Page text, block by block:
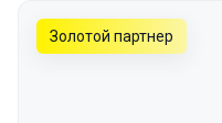
Золотой партнер